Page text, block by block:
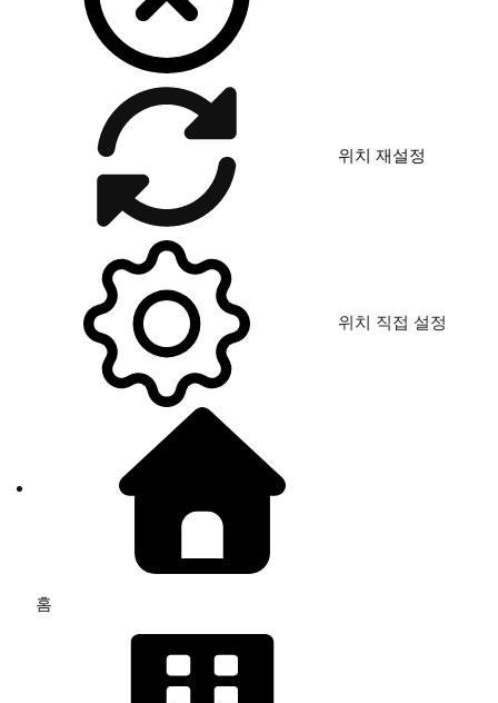
위치 재설정
위치 직접 설정
홈